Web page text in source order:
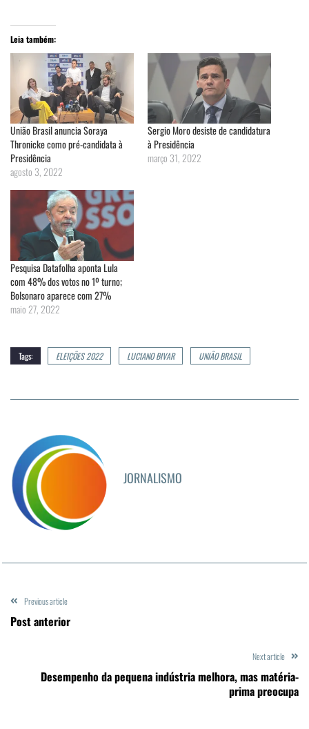
Leia também:
União Brasil anuncia Soraya
Thronicke como pré-candidata à
Presidência
agosto 3, 2022
Sergio Moro desiste de candidatura
à Presidência
março 31, 2022
Pesquisa Datafolha aponta Lula
com 48% dos votos no 1º turno;
Bolsonaro aparece com 27%
maio 27, 2022
Tags: ELEIÇÕES 2022 LUCIANO BIVAR UNIÃO BRASIL
JORNALISMO
Previous article
Post anterior
Next article
Desempenho da pequena indústria melhora, mas matéria-
prima preocupa